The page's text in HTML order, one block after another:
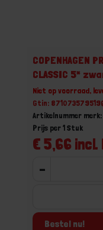
COPENHAGEN
CLASSIC 5*
FSC houten
Niet op voorraad,
Gtin:
Artikelnummer merk:
€ 5,66 incl.
Prijs per 1 Stuk
-
Bestel nu!